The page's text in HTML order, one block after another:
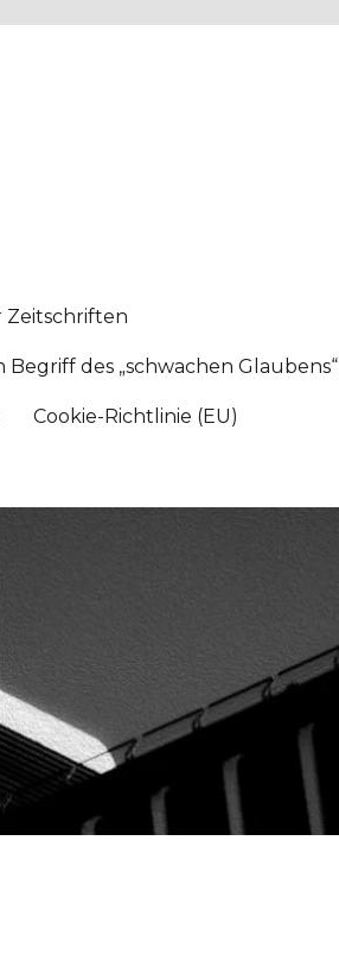
Zeitschriften
des „schwachen Glaubens“
Cookie-Richtlinie (EU)